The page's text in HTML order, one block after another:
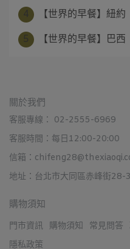
【世界的早餐】紐約
【世界的早餐】巴西
關於我們
客服專線： 02-2555-6969
客服時間：每日12:00-20:00
信箱：
地址：台北市大同區赤峰街28-
購物須知
門市資訊 購物須知 常見問答
隱私政策